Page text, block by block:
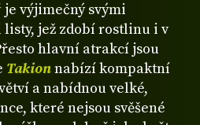
je výjimečný svými
jež zdobí rostlinu i v
hlavní atrakcí jsou
Takionnabízí kompaktní
a nabídnou velké,
které nejsou svěšené